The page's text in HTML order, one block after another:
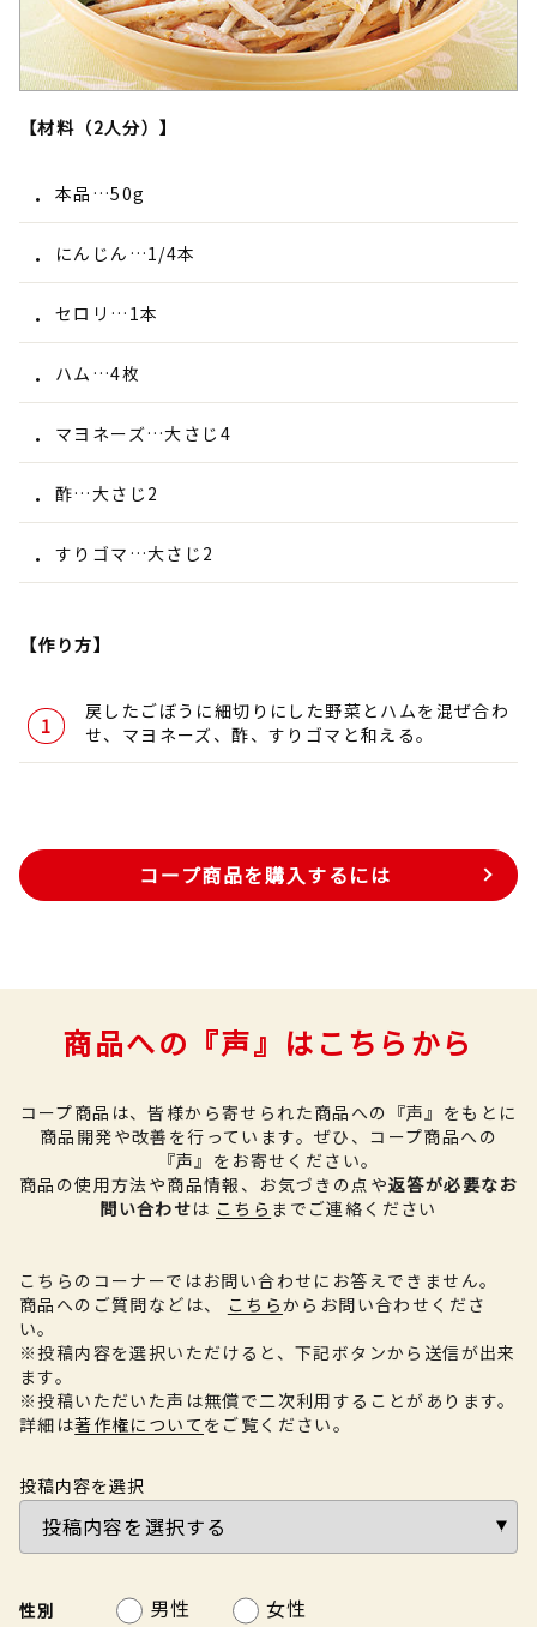
【材料（2人分）】
本品…50g
にんじん…1/4本
セロリ…1本
ハム…4枚
マヨネーズ…大さじ4
酢…大さじ2
すりゴマ…大さじ2
【作り方】
戻したごぼうに細切りにした野菜とハムを混ぜ合わ
せ、マヨネーズ、酢、すりゴマと和える。
コープ商品を購入するには
商品への『声』はこちらから
コープ商品は、皆様から寄せられた商品への『声』をもとに
商品開発や改善を行っています。 ぜひ、コープ商品への
『声』をお寄せください。
商品の使用方法や商品情報、お気づきの点や返答が必要なお
問い合わせは こちら までご連絡ください
こちらのコーナーではお問い合わせにお答えできません。
商品へのご質問などは、
こちらからお問い合わせくださ
い。
※投稿内容を選択いただけると、下記ボタンから送信が出来
ます。
※投稿いただいた声は無償で二次利用することがあります。
詳細は著作権について をご覧ください。
投稿内容を選択
性別 男性 女性